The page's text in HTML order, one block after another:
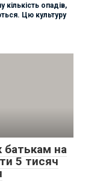
опадів,
Цю культуру
батькам на
5 тисяч